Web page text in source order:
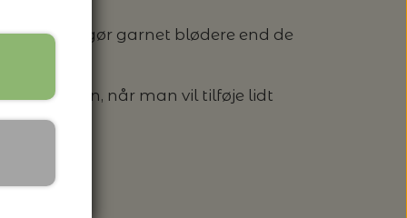
- HACHIMAN
i Paia gør garnet blødere end de
når man vil tilføje lidt